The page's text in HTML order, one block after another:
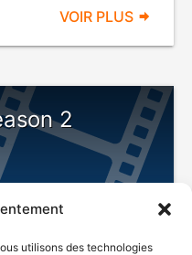
utilisons des technologies
VOIR PLUS
2